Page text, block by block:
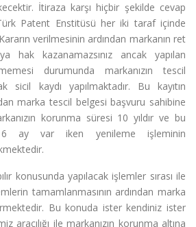
İtiraza karşı hiçbir şekilde cevap
Patent Enstitüsü her iki taraf içinde
verilmesinin ardından markanın ret
hak kazanamazsınız ancak yapılan
durumunda markanızın tescil
sicil kaydı yapılmaktadır. Bu kayıtın
marka tescil belgesi başvuru sahibine
korunma süresi 10 yıldır ve bu
6 ay var iken yenileme işleminin
konusunda yapılacak işlemler sırası ile
tamamlanmasının ardından marka
Bu konuda ister kendiniz ister
aracılığı ile markanızın korunma altına